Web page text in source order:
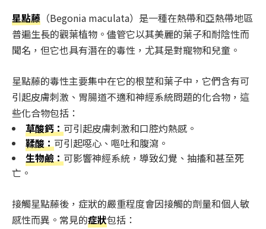
星點藤 （Begonia maculata）是一種在熱帶和亞熱帶地區
普遍生長的觀葉植物。儘管它以其美麗的葉子和耐陰性而
聞名，但它也具有潛在的毒性，尤其是對寵物和兒童。
星點藤的毒性主要集中在它的根莖和葉子中，它們含有可
引起皮膚刺激、胃腸道不適和神經系統問題的化合物，這
些化合物包括：
草酸鈣：可引起皮膚刺激和口腔灼熱感。
鞣酸：可引起噁心、嘔吐和腹瀉。
生物鹼：可影響神經系統，導致幻覺、抽搐和甚至死
亡。
接觸星點藤後，症狀的嚴重程度會因接觸的劑量和個人敏
感性而異。常見的症狀包括：